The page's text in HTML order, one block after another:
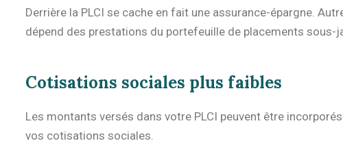
Derrière la PLCI se cache en fait une assurance-épargne.
dépend des prestations du portefeuille de placements sous-
Cotisations sociales plus faibles
Les montants versés dans votre PLCI peuvent être
vos cotisations sociales.